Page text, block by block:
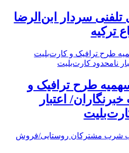
سردار ابن‌الرضا
ترکیه
طرح ترافیک و
اعتبار